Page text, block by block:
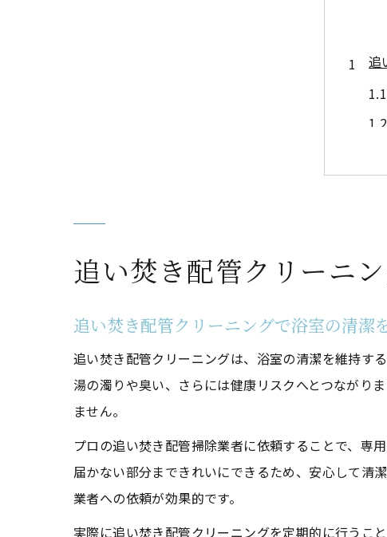
追
追い焚き配管クリーニ
追い焚き配管クリーニングで浴室の清潔
追い焚き配管クリーニングは、浴室の清潔を維持す
湯の濁りや臭い、さらには健康リスクへとつながり
ません。
プロの追い焚き配管掃除業者に依頼することで、専
届かない部分まできれいにできるため、安心して清
業者への依頼が効果的です。
実際に追い焚き配管クリーニングを定期的に行うこ